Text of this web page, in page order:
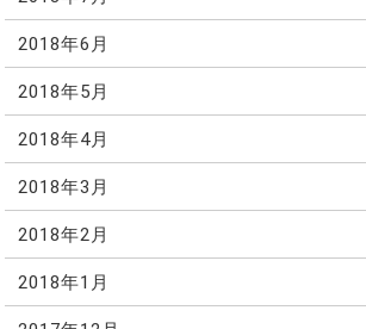
2018年6月
2018年5月
2018年4月
2018年3月
2018年2月
2018年1月